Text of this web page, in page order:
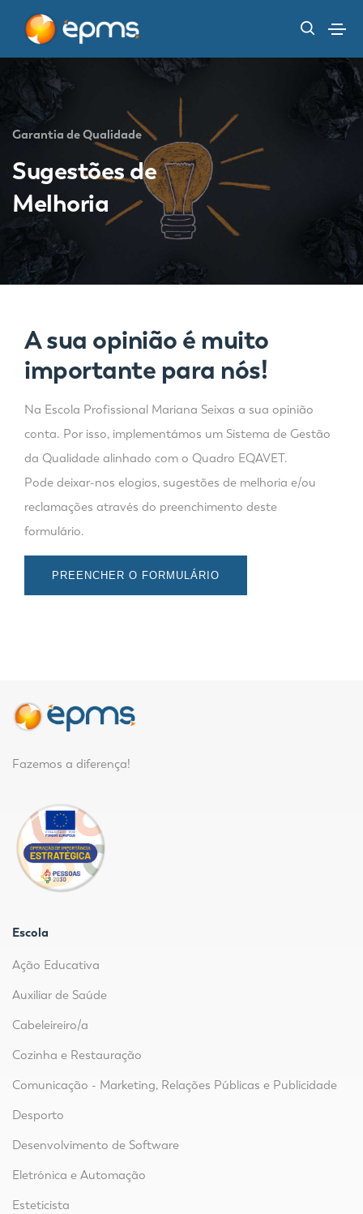
Garantia de Qualidade
Sugestões de
Melhoria
A sua opinião é muito
importante para nós!
Na Escola Profissional Mariana Seixas a sua opinião
conta. Por isso, implementámos um Sistema de Gestão
da Qualidade alinhado com o Quadro EQAVET.
Pode deixar-nos elogios, sugestões de melhoria e/ou
reclamações através do preenchimento deste
formulário.
PREENCHER O FORMULÁRIO
Fazemos a diferença!
Escola
Ação Educativa
Auxiliar de Saúde
Cabeleireiro/a
Cozinha e Restauração
Comunicação - Marketing, Relações Públicas e Publicidade
Desporto
Desenvolvimento de Software
Eletrónica e Automação
Esteticista